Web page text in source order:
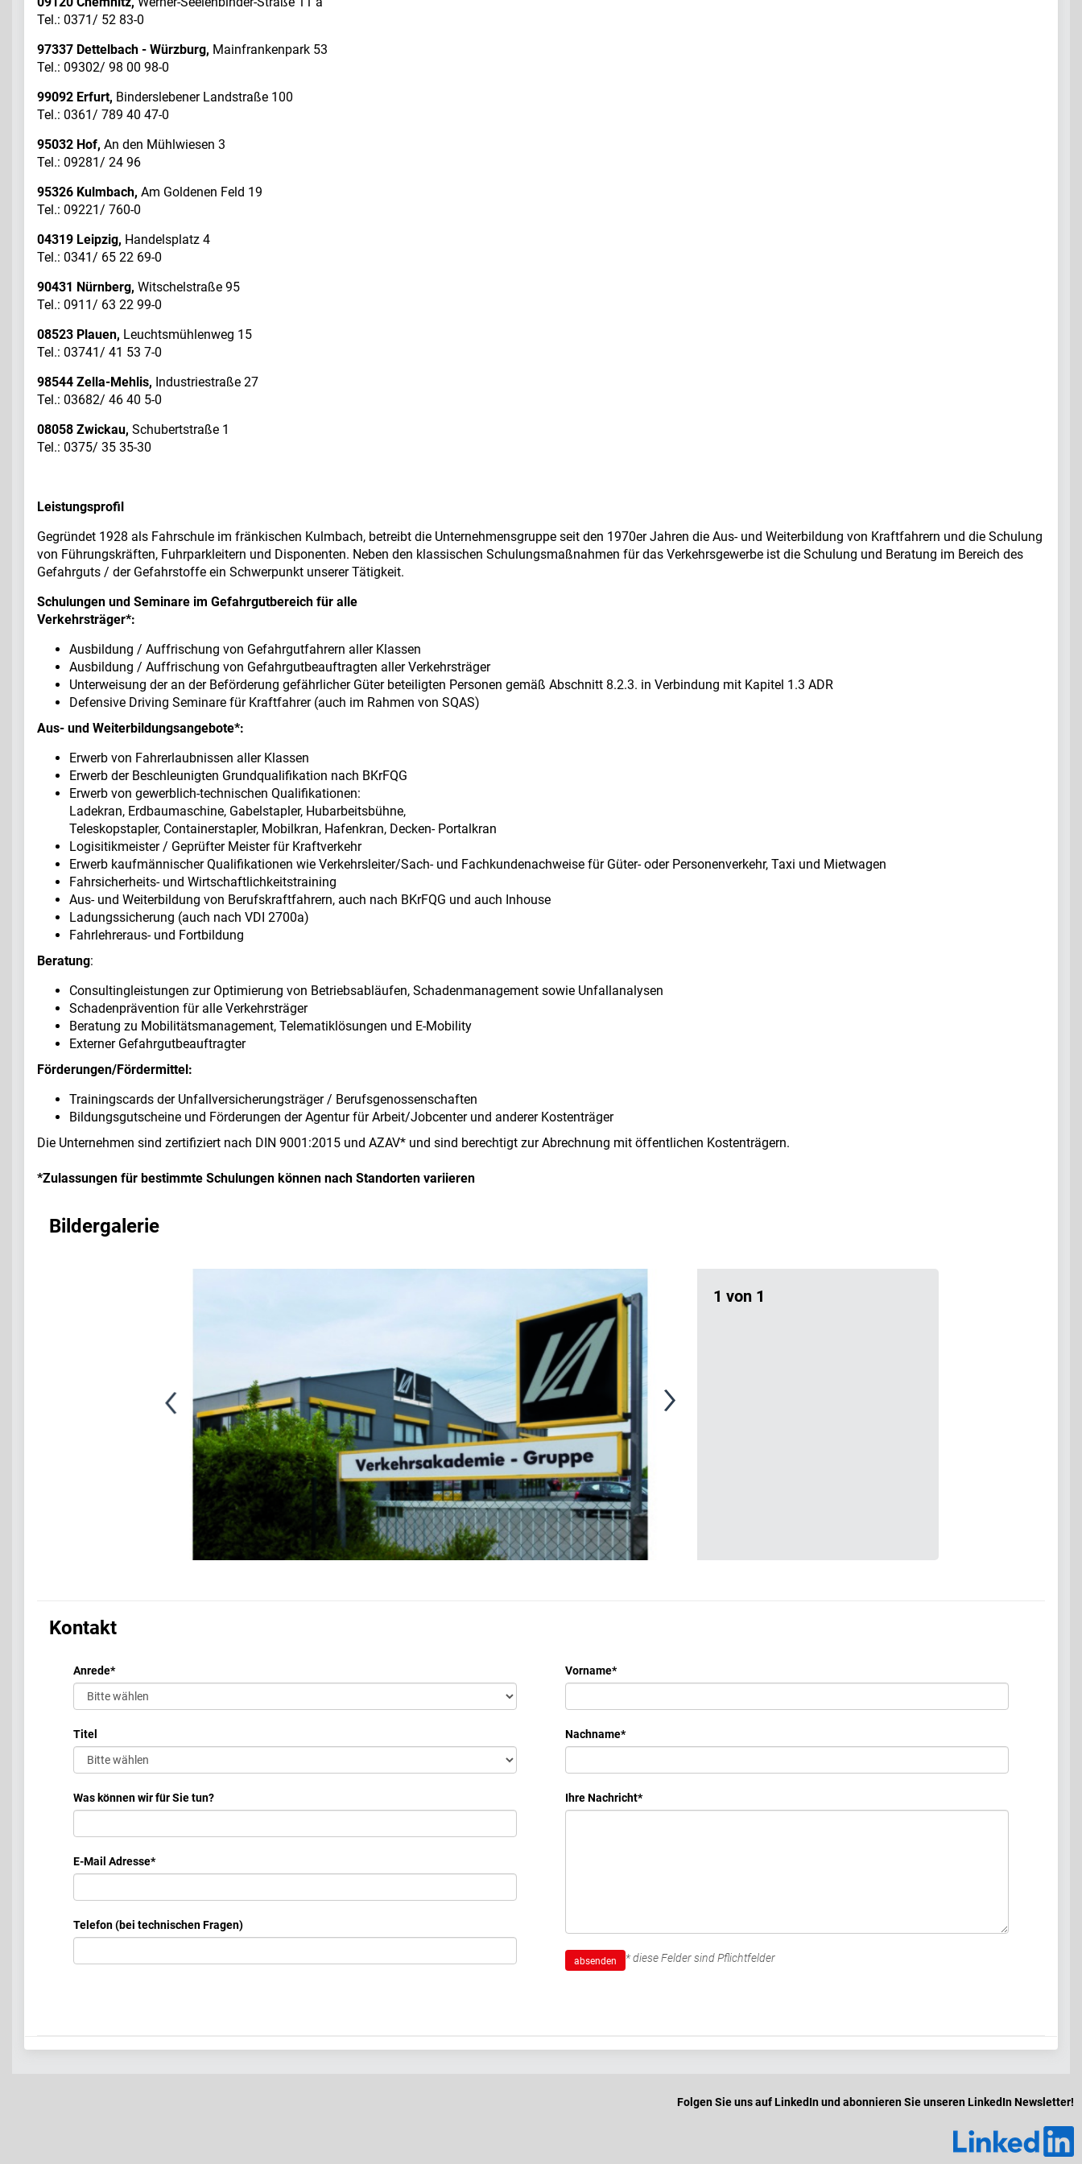
Tel.: 0371/ 52 83-0
97337 Dettelbach - Würzburg, Mainfrankenpark 53
Tel.: 09302/ 98 00 98-0
99092 Erfurt, Binderslebener Landstraße 100
Tel.: 0361/ 789 40 47-0
95032 Hof, An den Mühlwiesen 3
Tel.: 09281/ 24 96
95326 Kulmbach, Am Goldenen Feld 19
Tel.: 09221/ 760-0
04319 Leipzig, Handelsplatz 4
Tel.: 0341/ 65 22 69-0
90431 Nürnberg, Witschelstraße 95
Tel.: 0911/ 63 22 99-0
08523 Plauen, Leuchtsmühlenweg 15
Tel.: 03741/ 41 53 7-0
98544 Zella-Mehlis, Industriestraße 27
Tel.: 03682/ 46 40 5-0
08058 Zwickau, Schubertstraße 1
Tel.: 0375/ 35 35-30
Leistungsprofil
Gegründet 1928 als Fahrschule im fränkischen Kulmbach, betreibt die Unternehmensgruppe seit den 1970er Jahren die Aus- und Weiterbildung von Kraftfahrern und die Schulung
von Führungskräften, Fuhrparkleitern und Disponenten. Neben den klassischen Schulungsmaßnahmen für das Verkehrsgewerbe ist die Schulung und Beratung im Bereich des
Gefahrguts / der Gefahrstoffe ein Schwerpunkt unserer Tätigkeit.
Schulungen und Seminare im Gefahrgutbereich für alle
Verkehrsträger*:
Ausbildung / Auffrischung von Gefahrgutfahrern aller Klassen
Ausbildung / Auffrischung von Gefahrgutbeauftragten aller Verkehrsträger
Unterweisung der an der Beförderung gefährlicher Güter beteiligten Personen gemäß Abschnitt 8.2.3. in Verbindung mit Kapitel 1.3 ADR
Defensive Driving Seminare für Kraftfahrer (auch im Rahmen von SQAS)
Aus- und Weiterbildungsangebote*:
Erwerb von Fahrerlaubnissen aller Klassen
Erwerb der Beschleunigten Grundqualifikation nach BKrFQG
Erwerb von gewerblich-technischen Qualifikationen:
Ladekran, Erdbaumaschine, Gabelstapler, Hubarbeitsbühne,
Teleskopstapler, Containerstapler, Mobilkran, Hafenkran, Decken- Portalkran
Logisitikmeister / Geprüfter Meister für Kraftverkehr
Erwerb kaufmännischer Qualifikationen wie Verkehrsleiter/Sach- und Fachkundenachweise für Güter- oder Personenverkehr, Taxi und Mietwagen
Fahrsicherheits- und Wirtschaftlichkeitstraining
Aus- und Weiterbildung von Berufskraftfahrern, auch nach BKrFQG und auch Inhouse
Ladungssicherung (auch nach VDI 2700a)
Fahrlehreraus- und Fortbildung
Beratung:
Consultingleistungen zur Optimierung von Betriebsabläufen, Schadenmanagement sowie Unfallanalysen
Schadenprävention für alle Verkehrsträger
Beratung zu Mobilitätsmanagement, Telematiklösungen und E-Mobility
Externer Gefahrgutbeauftragter
Förderungen/Fördermittel:
Trainingscards der Unfallversicherungsträger / Berufsgenossenschaften
Bildungsgutscheine und Förderungen der Agentur für Arbeit/Jobcenter und anderer Kostenträger
Die Unternehmen sind zertifiziert nach DIN 9001:2015 und AZAV* und sind berechtigt zur Abrechnung mit öffentlichen Kostenträgern.
*Zulassungen für bestimmte Schulungen können nach Standorten variieren
Bildergalerie
1 von 1
Kontakt
Anrede*
Titel
Was können wir für Sie tun?
E-Mail Adresse*
Telefon (bei technischen Fragen)
Vorname*
Nachname*
Ihre Nachricht*
absenden * diese Felder sind Pflichtfelder
Folgen Sie uns auf LinkedIn und abonnieren Sie unseren LinkedIn Newsletter!